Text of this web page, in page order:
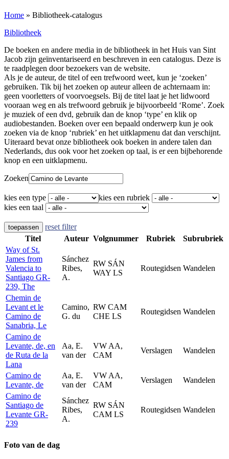
Home » Bibliotheek-catalogus
Bibliotheek
De boeken en andere media in de bibliotheek in het Huis van Sint
Jacob zijn geïnventariseerd en beschreven in een catalogus. Deze is
te raadplegen door bezoekers van de website.
Als je de auteur, de titel of een trefwoord weet, kun je ‘zoeken’
gebruiken. Tik bij het zoeken op auteur alleen de achternaam in:
geen voorletters of voorvoegsels. Bij de titel laat je het lidwoord
vooraan weg en als trefwoord gebruik je bijvoorbeeld ‘Rome’. Zoek
je muziek of een dvd, gebruik dan de knop ‘type’ en klik op
audiobestanden. Boeken over een bepaald onderwerp kun je ook
zoeken via de knop ‘rubriek’ en het uitklapmenu dat dan verschijnt.
Uiteraard bevat onze bibliotheek ook boeken in andere talen dan
Nederlands, dus ook voor het zoeken op taal, is er een bijbehorende
knop en een uitklapmenu.
Zoeken
kies een type
kies een rubriek
kies een taal
toepassen
reset filter
Titel
Auteur Volgnummer Rubriek
Subrubriek
Way of St.
James from
Valencia to
Santiago GR-
239, The
Sánchez
Ribes,
A.
RW SÁN
WAY LS
Routegidsen Wandelen
Chemin de
Levant et le
Camino de
Sanabria, Le
Camino,
G. du
RW CAM
CHE LS
Routegidsen Wandelen
Camino de
Levante, de, en
de Ruta de la
Lana
Aa, E.
van der
VW AA,
CAM
Verslagen Wandelen
Camino de
Levante, de
Aa, E.
van der
VW AA,
CAM
Verslagen
Wandelen
Camino de
Santiago de
Levante GR-
239
Sánchez
Ribes,
A.
RW SÁN
CAM LS
Routegidsen Wandelen
Foto van de dag